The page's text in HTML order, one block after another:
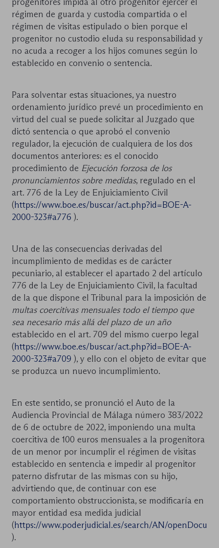
régimen de guarda y custodia compartida o el
régimen de visitas estipulado o bien porque el
progenitor no custodio eluda su responsabilidad y
no acuda a recoger a los hijos comunes según lo
establecido en convenio o sentencia.
Para solventar estas situaciones, ya nuestro
ordenamiento jurídico prevé un procedimiento en
virtud del cual se puede solicitar al Juzgado que
dictó sentencia o que aprobó el convenio
regulador, la ejecución de cualquiera de los dos
documentos anteriores: es el conocido
procedimiento de Ejecución forzosa de los
pronunciamientos sobre medidas, regulado en el
art. 776 de la Ley de Enjuiciamiento Civil
(https://www.boe.es/buscar/act.php?id=BOE-A-
2000-323#a776 ).
Una de las consecuencias derivadas del
incumplimiento de medidas es de carácter
pecuniario, al establecer el apartado 2 del artículo
776 de la Ley de Enjuiciamiento Civil, la facultad
de la que dispone el Tribunal para la imposición de
multas coercitivas mensuales todo el tiempo que
sea necesario más allá del plazo de un año
establecido en el art. 709 del mismo cuerpo legal
(https://www.boe.es/buscar/act.php?id=BOE-A-
2000-323#a709 ), y ello con el objeto de evitar que
se produzca un nuevo incumplimiento.
En este sentido, se pronunció el Auto de la
Audiencia Provincial de Málaga número 383/2022
de 6 de octubre de 2022, imponiendo una multa
coercitiva de 100 euros mensuales a la progenitora
de un menor por incumplir el régimen de visitas
establecido en sentencia e impedir al progenitor
paterno disfrutar de las mismas con su hijo,
advirtiendo que, de continuar con ese
comportamiento obstruccionista, se modificaría en
mayor entidad esa medida judicial
(https://www.poderjudicial.es/search/AN/
).